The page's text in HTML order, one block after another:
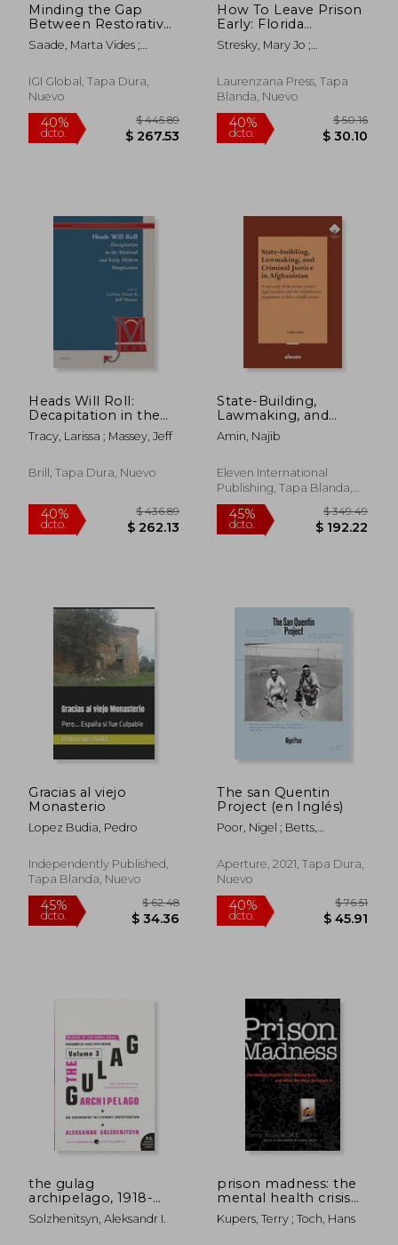
45% 40%
Minding the Gap
Between Restorative
Justice, Therapeutic
Jurisprudence, and
Wisdom (en Inglés)
Saade, Marta Vides ;
IGI Global, Tapa Dura,
Nuevo
40%
dcto.
How To Leave Prison
Early: Florida
Clemency, Parole and
Work Release (en
Stresky, Mary Jo ;
Reggie
Laurenzana Press, Tapa
Blanda, Nuevo
40%
dcto.
Heads Will Roll:
Decapitation in the
Medieval and Early
Modern Imagination
Tracy, Larissa ; Massey, Jeff
Brill, Tapa Dura, Nuevo
State-Building,
Lawmaking, and
Criminal Justice in
Afghanistan: A Case
System's Legal
Mandate, and the
Programmes i (en
Inglés)
Amin, Najib
Eleven International
Publishing, Tapa Blanda,
Nuevo
Gracias al viejo
Monasterio
Lopez Budia, Pedro
Independently Published,
Tapa Blanda, Nuevo
The san Quentin
Project (en Inglés)
Poor, Nigel ; Betts,
El, George Mesro
Aperture, 2021, Tapa Dura,
Nuevo
the gulag
archipelago, 1918-
1956 (en Inglés)
Solzhenitsyn, Aleksandr I.
prison madness: the
mental health crisis
behind bars and what
we must do about it
Kupers, Terry ; Toch, Hans